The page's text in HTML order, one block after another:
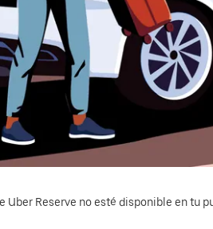
Uber Reserve no esté disponible en tu